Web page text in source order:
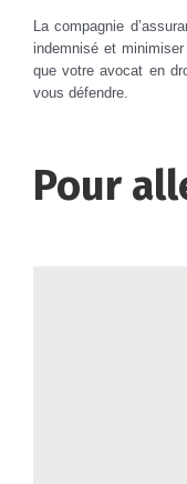
La compagnie
indemnisé et
que votre avocat en
vous défendre.
Pour